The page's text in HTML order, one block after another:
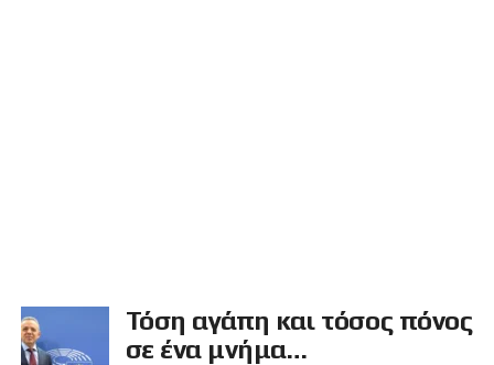
Τόση αγάπη και τόσος πόνος
σε ένα μνήμα…